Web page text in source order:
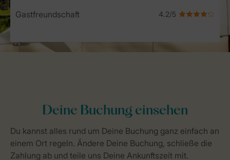
Gastfreundschaft